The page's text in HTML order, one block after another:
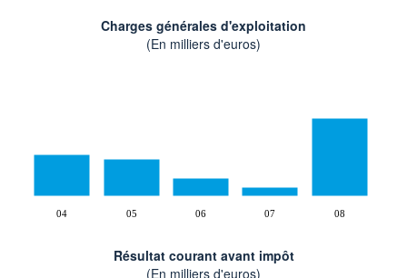
Charges générales d'exploitation
(En milliers d'euros)
04 05 06 07 08
Résultat courant avant impôt
(En milliers d'euros)